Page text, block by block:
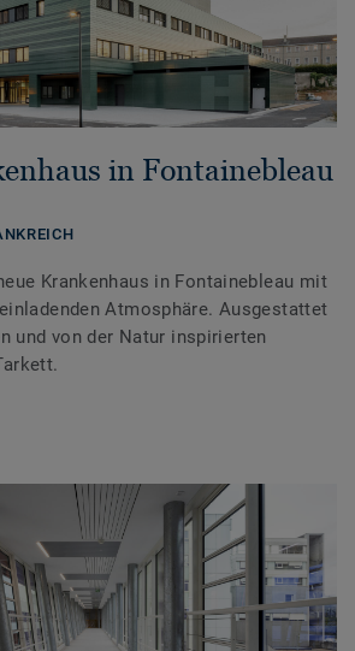
in Fontainebleau
Krankenhaus in Fontainebleau mit
Atmosphäre. Ausgestattet
und von der Natur inspirierten